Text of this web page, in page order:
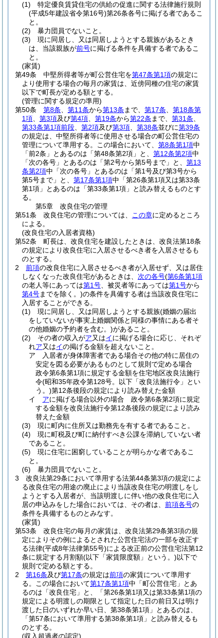
(1)
特定優良賃貸住宅の供給の促進に関する法律施行規則
(平成5年建設省令第16号)第26条各号に掲げる者であるこ
と。
(2)
暴力団員でないこと。
(3)
現に同居し、又は同居しようとする親族があるとき
は、当該親族が前号に掲げる条件を具備する者であるこ
と。
(家賃)
第49条
中堅所得者等が町公営住宅を第47条第1項の規定に
より使用する場合の毎月の家賃は、近傍同種の住宅の家賃
以下で町長が定める額とする。
(管理に関する規定の準用)
第50条
第8条 第11条から第13条 まで、 第17条
第18条第
1項
第3項及び第4項 第19条から第22条 まで、 第31条
第33条第1項前段
第2項及び第3項 第38条並びに第39条
の規定は、中堅所得者等に使用させる場合の町公営住宅の
管理について準用する。
この場合において、 第8条第1項中
「前2条」とあるのは「第48条第2項」と、 第12条第2項中
「次の各号」とあるのは「第2号から第5号まで」と、 第13
条第2項中「次の各号」とあるのは「第1号及び第3号から
第5号まで」と、 第17条第1項中「第26条第1項又は第33条
第1項」とあるのは「第33条第1項」と読み替えるものとす
る。
第5章
改良住宅の管理
第51条
改良住宅の管理については、 この章に定めるところ
による。
(改良住宅の入居者資格)
第52条
町長は、改良住宅を建設したときは、改良法第18条
の規定により改良住宅に入居させるべき者を入居させるも
のとする。
2
前項の改良住宅に入居させるべき者が入居せず、又は居住
しなくなった改良住宅があるときは、 次の各号(第6条第1項
の老人等にあっては第1号 、被災者等にあっては第1号から
第4号までを除く。)の条件を具備する者は当該改良住宅に
入居することができる。
(1)
現に同居し、又は同居しようとする親族(婚姻の届出
をしていないが事実上婚姻関係と同様の事情にある者そ
の他婚姻の予約者を含む。)があること。
(2)
その者の収入がア又はイに掲げる場合に応じ、それぞ
れア又はイの掲げる金額を超えないこと。
ア
入居者が身体障害者である場合その他の特に居住の
安定を図る必要があるものとして規則で定める場合
政令第6条第1項に規定する金額を住宅地区改良法施行
令(昭和35年政令第128号。以下「改良法施行令」とい
う。)第12条後段の規定により読み替えた金額
イ
アに掲げる場合以外の場合 政令第6条第2項に規定
する金額を改良法施行令第12条後段の規定により読み
替えた金額
(3)
現に町内に住所又は勤務先を有する者であること。
(4)
現に町税及び町に納付すべき公課を滞納していない者
であること。
(5)
現に住宅に困窮していることが明らかな者であるこ
と。
(6)
暴力団員でないこと。
3
改良法第29条において準用する法第44条第3項の規定によ
る改良住宅の用途の廃止により当該改良住宅の明渡しをし
ようとする入居者が、当該明渡しに伴い他の改良住宅に入
居の申込みをした場合においては、その者は、 前項各号の
条件を具備するものとみなす。
(家賃)
第53条
改良住宅の毎月の家賃は、改良法第29条第3項の規
定によりその例によるとされた公営住宅法の一部を改正す
る法律(平成8年法律第55号)による改正前の公営住宅法第12
条に規定する月割額(以下「家賃限度額」という。)以下で
規則で定める額とする。
2
第16条及び第17条の規定は前項の家賃について準用す
る。
この場合において第17条第1項中「町公営住宅」とあ
るのは「改良住宅」と、「第26条第1項又は第33条第1項の
規定による明渡しの期限として指定した日の前日又は明け
渡した日のいずれか早い日、第38条第1項」とあるのは、
「第57条において準用する第38条第1項」と読み替えるも
のとする。
(収入超過者の認定)